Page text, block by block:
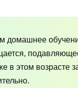
домашнее
в этом возрасте